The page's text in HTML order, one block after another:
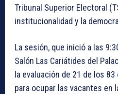
Tribunal Superior Electoral
institucionalidad y la
La sesión, que inició a las
Salón Las Cariátides del
la evaluación de 21 de los
para ocupar las vacantes en